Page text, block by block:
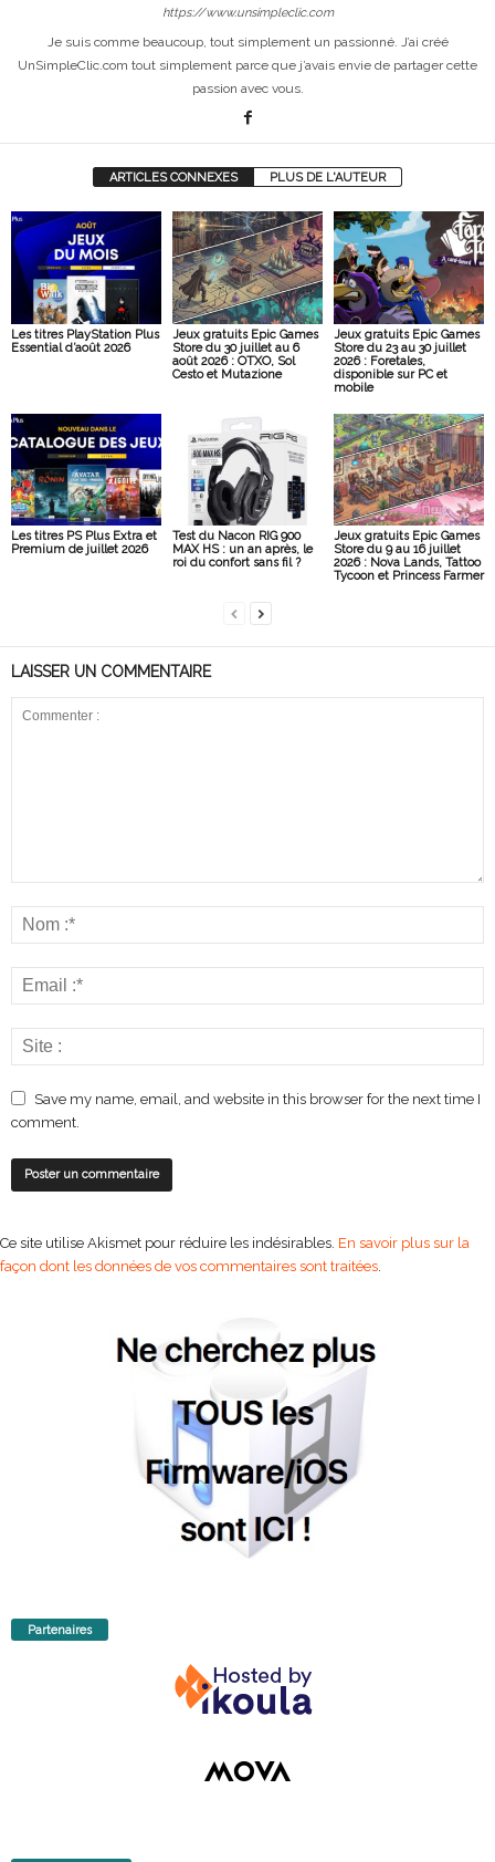
https://www.unsimpleclic.com
Je suis comme beaucoup, tout simplement un passionné. J’ai créé
UnSimpleClic.com tout simplement parce que j’avais envie de partager cette
passion avec vous.
ARTICLES CONNEXES PLUS DE L'AUTEUR
Les titres PlayStation Plus
Essential d’août 2026
Jeux gratuits Epic Games
Store du 30 juillet au 6
août 2026 : OTXO, Sol
Cesto et Mutazione
Jeux gratuits Epic Games
Store du 23 au 30 juillet
2026 : Foretales,
disponible sur PC et
mobile
Les titres PS Plus Extra et
Premium de juillet 2026
Test du Nacon RIG 900
MAX HS : un an après, le
roi du confort sans fil ?
Jeux gratuits Epic Games
Store du 9 au 16 juillet
2026 : Nova Lands, Tattoo
Tycoon et Princess Farmer
LAISSER UN COMMENTAIRE
Save my name, email, and website in this browser for the next time I
comment.
Ce site utilise Akismet pour réduire les indésirables. En savoir plus sur la
façon dont les données de vos commentaires sont traitées.
Partenaires